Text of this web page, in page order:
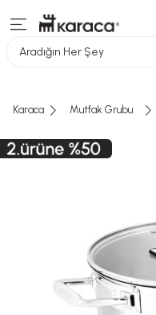
Aradığın Her Şey
Karaca Mutfak Grubu